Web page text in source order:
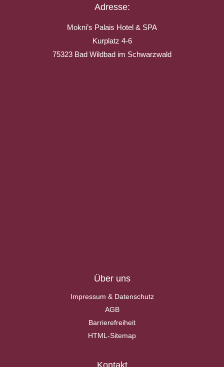
Adresse:
Mokni’s Palais Hotel & SPA
Kurplatz 4-6
75323 Bad Wildbad im Schwarzwald
Über uns
Impressum & Datenschutz
AGB
Barrierefreiheit
HTML-Sitemap